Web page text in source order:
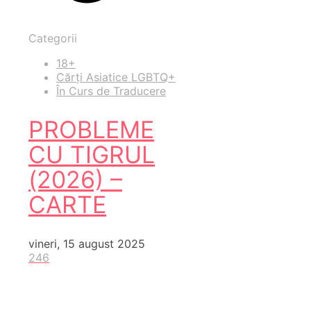
Categorii
18+
Cărți Asiatice LGBTQ+
În Curs de Traducere
PROBLEME
CU TIGRUL
(2026) –
CARTE
vineri, 15 august 2025
246